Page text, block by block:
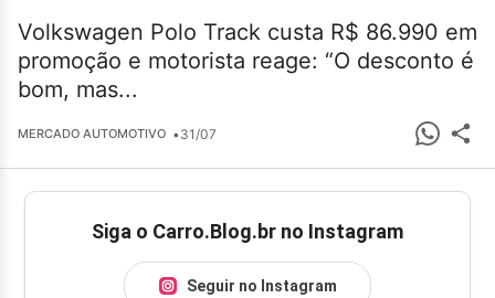
Volkswagen Polo Track custa R$ 86.990 em
promoção e motorista reage: “O desconto é
bom, mas...
MERCADO AUTOMOTIVO •31/07
Siga o Carro.Blog.br no Instagram
Seguir no Instagram